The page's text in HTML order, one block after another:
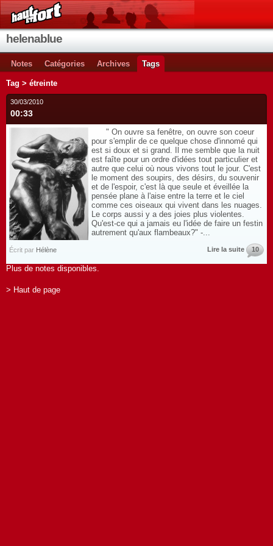
helenablue
Notes Catégories Archives Tags
Tag > étreinte
30/03/2010
00:33
" On ouvre sa fenêtre, on ouvre son coeur
pour s'emplir de ce quelque chose d'innomé qui
est si doux et si grand. Il me semble que la nuit
est faîte pour un ordre d'idées tout particulier et
autre que celui où nous vivons tout le jour. C'est
le moment des soupirs, des désirs, du souvenir
et de l'espoir, c'est là que seule et éveillée la
pensée plane à l'aise entre la terre et le ciel
comme ces oiseaux qui vivent dans les nuages.
Le corps aussi y a des joies plus violentes.
Qu'est-ce qui a jamais eu l'idée de faire un festin
autrement qu'aux flambeaux?" -...
Écrit par Hélène Lire la suite 10
Plus de notes disponibles.
> Haut de page